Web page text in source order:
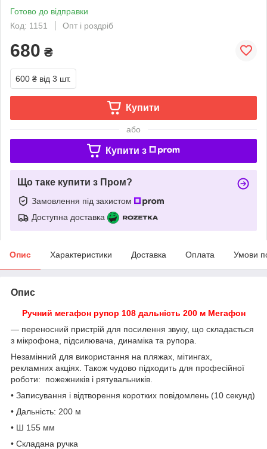
Готово до відправки
Код: 1151
Опт і роздріб
680 ₴
600 ₴ від 3 шт.
Купити
або
Купити з
Що таке купити з Пром?
Замовлення під захистом
Доступна доставка
Опис Характеристики Доставка Оплата Умови
Опис
Ручний мегафон рупор 108 дальність 200 м Мегафон
— переносний пристрій для посилення звуку, що складається
з мікрофона, підсилювача, динаміка та рупора.
Незамінний для використання на пляжах, мітингах,
рекламних акціях. Також чудово підходить для професійної
роботи: пожежників і рятувальників.
• Записування і відтворення коротких повідомлень (10 секунд)
• Дальність: 200 м
• Ш 155 мм
• Складана ручка